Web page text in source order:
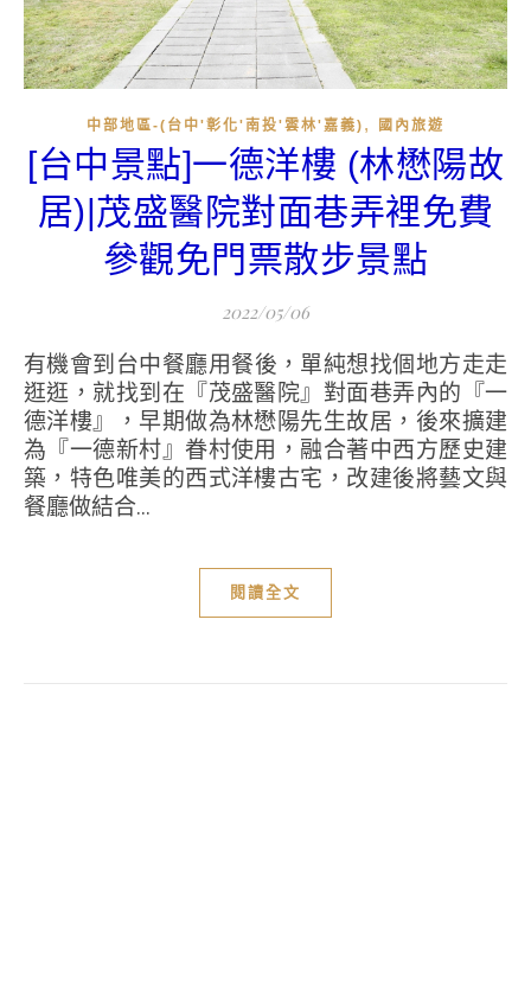
中部地區-(台中'彰化'南投'雲林'嘉義) , 國內旅遊
[台中景點]一德洋樓 (林懋陽故
居)|茂盛醫院對面巷弄裡免費
參觀免門票散步景點
2022/05/06
有機會到台中餐廳用餐後，單純想找個地方走走
逛逛，就找到在『茂盛醫院』對面巷弄內的『一
德洋樓』，早期做為林懋陽先生故居，後來擴建
為『一德新村』眷村使用，融合著中西方歷史建
築，特色唯美的西式洋樓古宅，改建後將藝文與
餐廳做結合...
閱讀全文